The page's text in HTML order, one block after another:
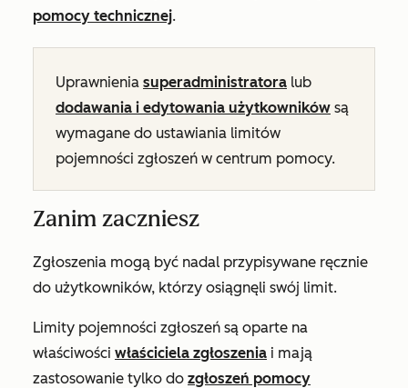
pomocy technicznej.
Uprawnienia superadministratora lub
dodawania i edytowania użytkowników są
wymagane do ustawiania limitów
pojemności zgłoszeń w centrum pomocy.
Zanim zaczniesz
Zgłoszenia mogą być nadal przypisywane ręcznie
do użytkowników, którzy osiągnęli swój limit.
Limity pojemności zgłoszeń są oparte na
właściwości właściciela zgłoszenia i mają
zastosowanie tylko do zgłoszeń pomocy